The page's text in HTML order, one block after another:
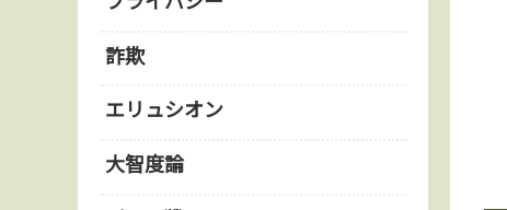
詐欺
エリュシオン
大智度論